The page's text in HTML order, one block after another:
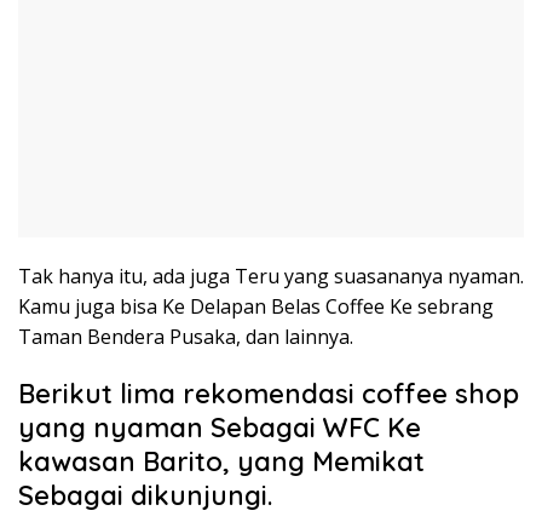
Tak hanya itu, ada juga Teru yang suasananya nyaman.
Kamu juga bisa Ke Delapan Belas Coffee Ke sebrang
Taman Bendera Pusaka, dan lainnya.
Berikut lima rekomendasi coffee shop
yang nyaman Sebagai WFC Ke
kawasan Barito, yang Memikat
Sebagai dikunjungi.